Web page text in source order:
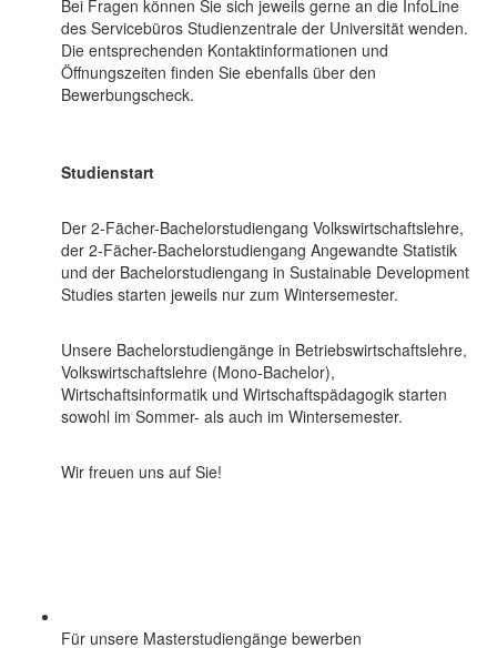
Bei Fragen können Sie sich jeweils gerne an die InfoLine
des Servicebüros Studienzentrale der Universität wenden.
Die entsprechenden Kontaktinformationen und
Öffnungszeiten finden Sie ebenfalls über den
Bewerbungscheck.
Studienstart
Der 2-Fächer-Bachelorstudiengang Volkswirtschaftslehre,
der 2-Fächer-Bachelorstudiengang Angewandte Statistik
und der Bachelorstudiengang in Sustainable Development
Studies starten jeweils nur zum Wintersemester.
Unsere Bachelorstudiengänge in Betriebswirtschaftslehre,
Volkswirtschaftslehre (Mono-Bachelor),
Wirtschaftsinformatik und Wirtschaftspädagogik starten
sowohl im Sommer- als auch im Wintersemester.
Wir freuen uns auf Sie!
Für unsere Masterstudiengänge bewerben